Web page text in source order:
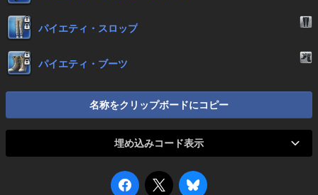
パイエティ・スロップ
パイエティ・ブーツ
名称をクリップボードにコピー
埋め込みコード表示